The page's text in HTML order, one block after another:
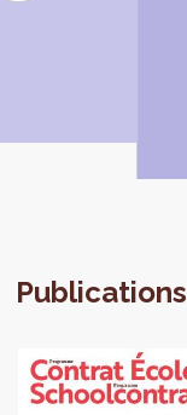
Publications